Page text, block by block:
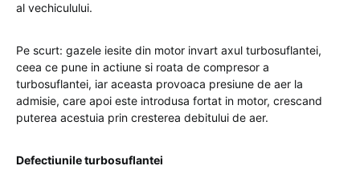
al vechiculului.
Pe scurt: gazele iesite din motor invart axul turbosuflantei,
ceea ce pune in actiune si roata de compresor a
turbosuflantei, iar aceasta provoaca presiune de aer la
admisie, care apoi este introdusa fortat in motor, crescand
puterea acestuia prin cresterea debitului de aer.
Defectiunile turbosuflantei